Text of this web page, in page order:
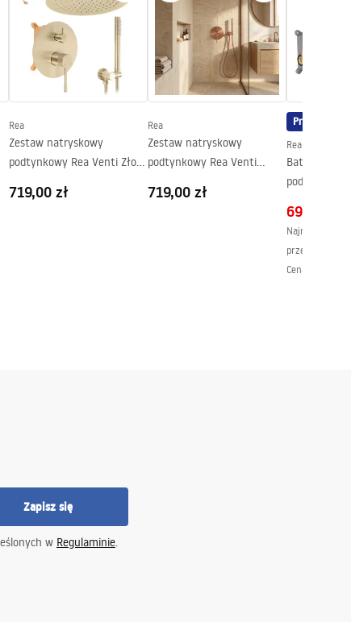
Rea
Zestaw natryskowy
podtynkowy Rea Venti Złoty
719,00 zł
Rea
Zestaw natryskowy
podtynkowy Rea Venti
719,00 zł
Promocja
Rea
Bateria
podtynkowa
699,00 zł
Najniższa
przed obniżką:
Cena regularna
Zapisz się
w Regulaminie.